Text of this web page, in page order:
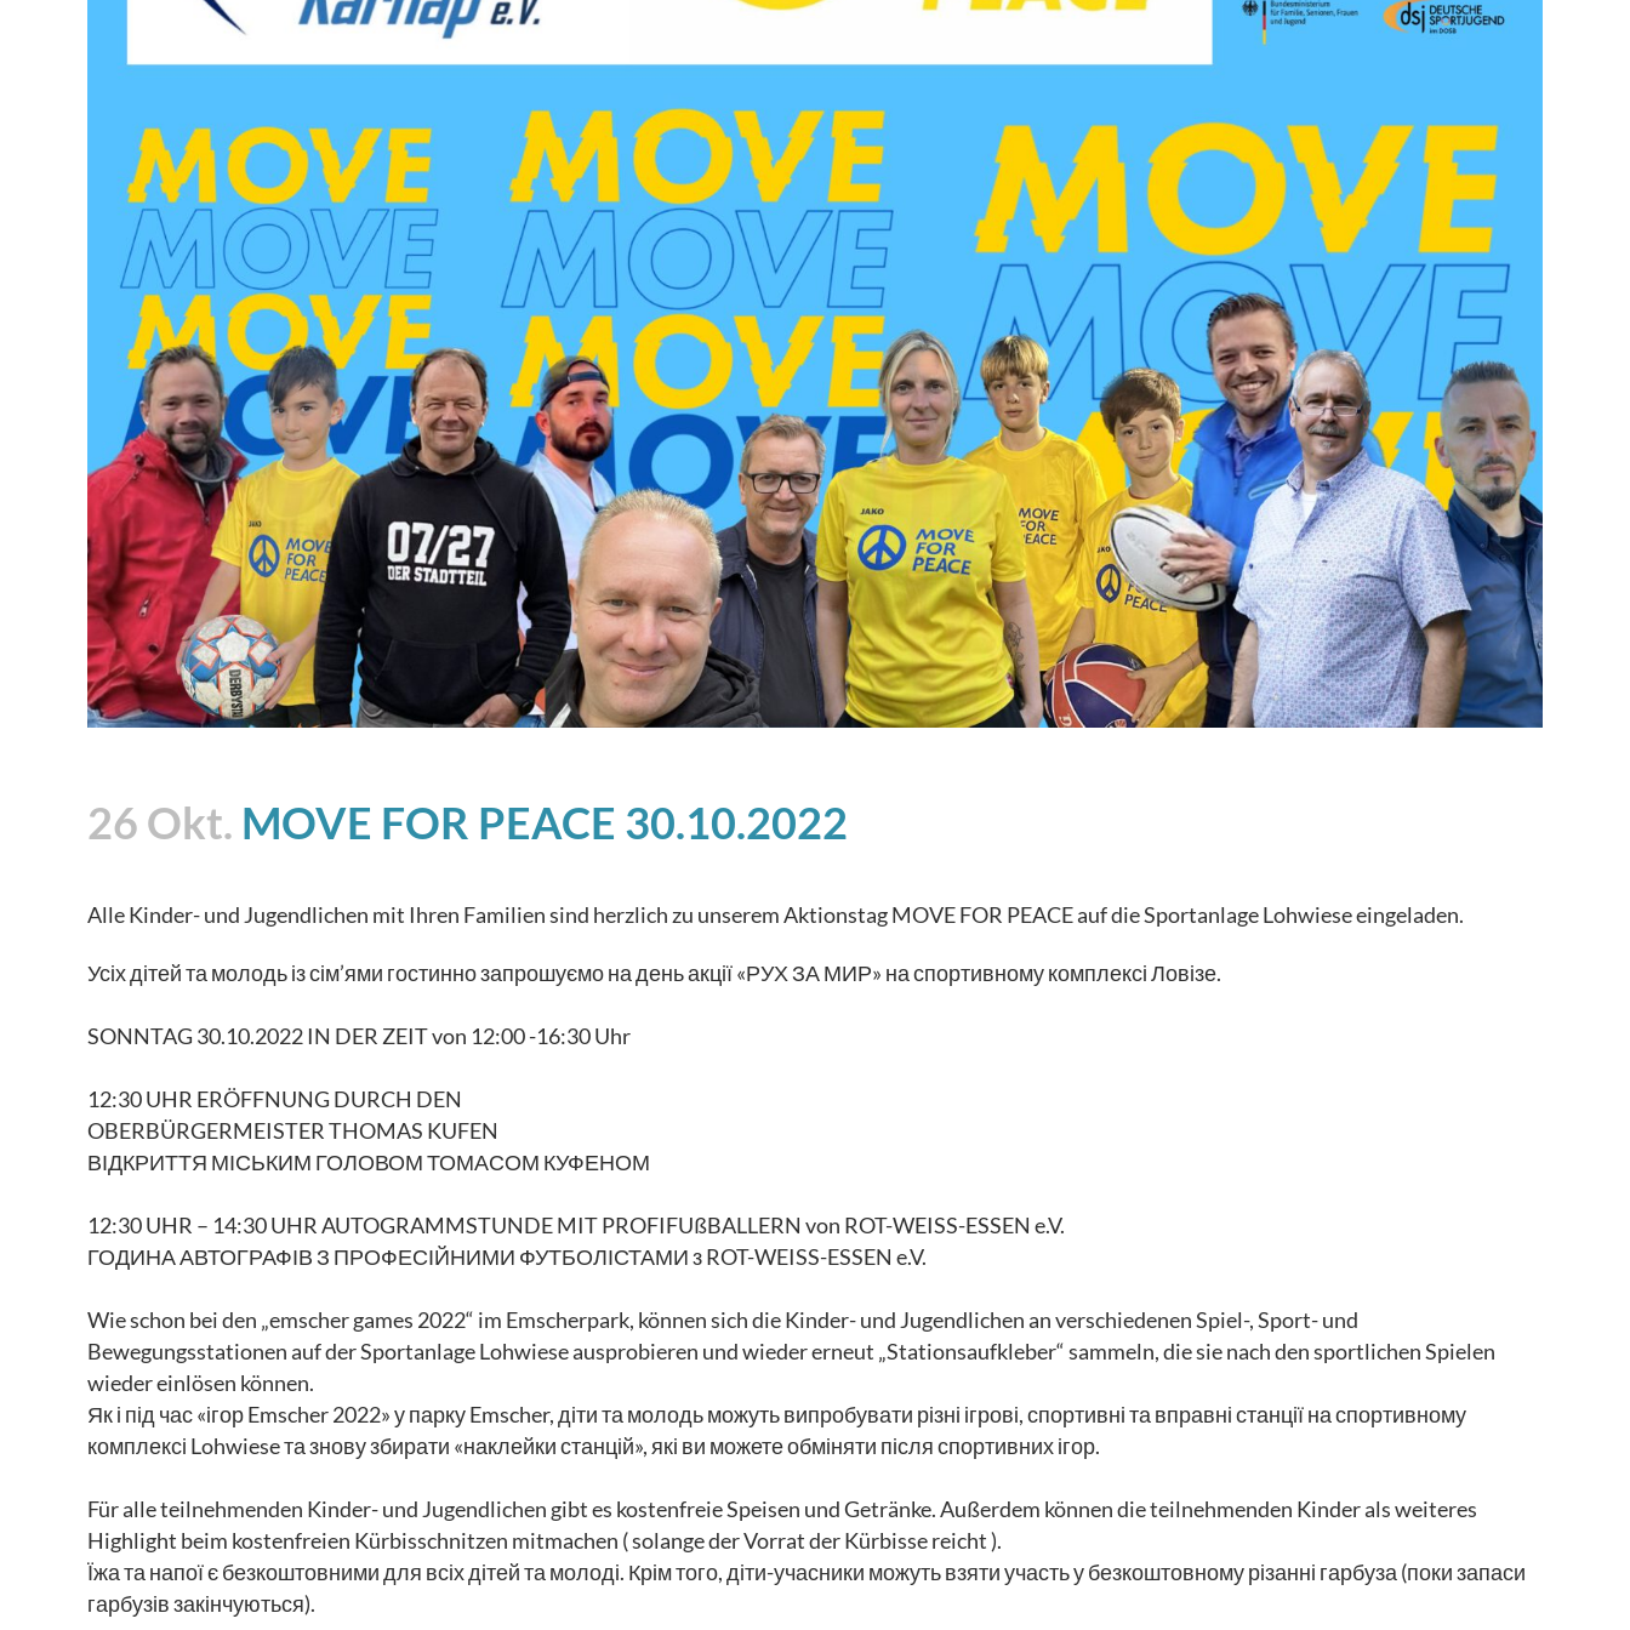
26 Okt. MOVE FOR PEACE 30.10.2022
Alle Kinder- und Jugendlichen mit Ihren Familien sind herzlich zu unserem Aktionstag MOVEFOR PEACE auf die Sportanlage Lohwiese eingeladen.
Усіх дітей та молодь із сім’ями гостинно запрошуємо на день акції «РУХ ЗА МИР» на спортивному комплексі Ловізе.
SONNTAG 30.10.2022 IN DER ZEIT von 12:00 -16:30 Uhr
12:30 UHR ERÖFFNUNG DURCH DEN
OBERBÜRGERMEISTER THOMAS KUFEN
ВІДКРИТТЯ МІСЬКИМ ГОЛОВОМ ТОМАСОМ КУФЕНОМ
12:30 UHR – 14:30 UHR AUTOGRAMMSTUNDE MIT PROFIFUßBALLERN von ROT-WEISS-ESSEN e.V.
ГОДИНА АВТОГРАФІВ З ПРОФЕСІЙНИМИ ФУТБОЛІСТАМИ з ROT-WEISS-ESSEN e.V.
Wie schon bei den „emscher games 2022“ im Emscherpark, können sich die Kinder- und Jugendlichen an verschiedenen Spiel-, Sport- und
Bewegungsstationen auf der Sportanlage Lohwiese ausprobieren und wieder erneut „Stationsaufkleber“ sammeln, die sie nach den sportlichen Spielen
wieder einlösen können.
Як і під час «ігор Emscher 2022» у парку Emscher, діти та молодь можуть випробувати різні ігрові, спортивні та вправні станції на спортивному
комплексі Lohwiese та знову збирати «наклейки станцій», які ви можете обміняти після спортивних ігор.
Für alle teilnehmenden Kinder- und Jugendlichen gibt es kostenfreie Speisen und Getränke. Außerdem können die teilnehmenden Kinder als weiteres
Highlight beim kostenfreien Kürbisschnitzen mitmachen ( solange der Vorrat der Kürbisse reicht ).
Їжа та напої є безкоштовними для всіх дітей та молоді. Крім того, діти-учасники можуть взяти участь у безкоштовному різанні гарбуза (поки запаси
гарбузів закінчуються).